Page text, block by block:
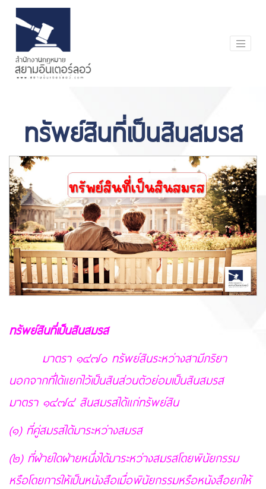
ทรัพย์สินที่เป็นสินสมรส
ทรัพย์สินที่เป็นสินสมรส
มาตรา ๑๔๗๐ ทรัพย์สินระหว่างสามีภริยา
นอกจากที่ได้แยกไว้เป็นสินส่วนตัวย่อมเป็นสินสมรส
มาตรา ๑๔๗๔ สินสมรสได้แก่ทรัพย์สิน
(๑) ที่คู่สมรสได้มาระหว่างสมรส
(๒) ที่ฝ่ายใดฝ่ายหนึ่งได้มาระหว่างสมรสโดยพินัยกรรม
หรือโดยการให้เป็นหนังสือเมื่อพินัยกรรมหรือหนังสือยกให้